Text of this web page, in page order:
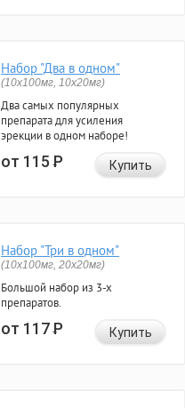
Набор "Два в одном"
(10x100мг, 10x20мг)
Два самых популярных
препарата для усиления
эрекции в одном наборе!
от 115Р Купить
Набор "Три в одном"
(10x100мг, 20x20мг)
Большой набор из 3-х
препаратов.
от 117Р Купить